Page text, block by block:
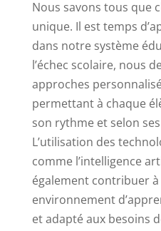
Nous savons tous que
unique. Il est temps
dans notre système
l’échec scolaire, nous
approches
permettant à chaque
son rythme et selon
L’utilisation des
comme l’intelligence
également contribuer
environnement
et adapté aux besoins